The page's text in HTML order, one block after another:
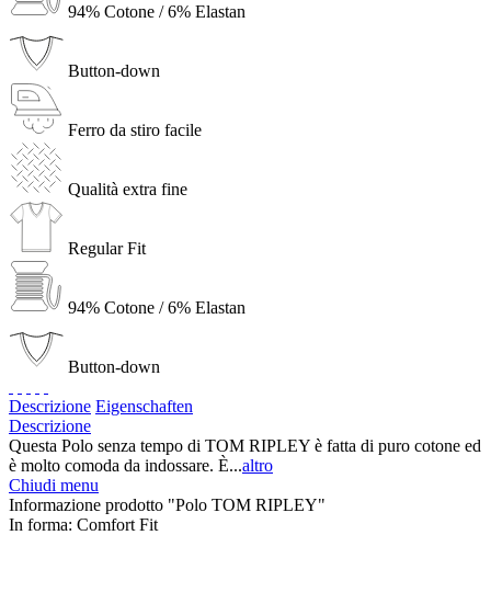
94% Cotone / 6% Elastan
Button-down
Ferro da stiro facile
Qualità extra fine
Regular Fit
94% Cotone / 6% Elastan
Button-down
Descrizione Eigenschaften
Descrizione
Questa Polo senza tempo di TOM RIPLEY è fatta di puro cotone ed
è molto comoda da indossare. È...altro
Chiudi menu
Informazione prodotto "Polo TOM RIPLEY"
In forma: Comfort Fit